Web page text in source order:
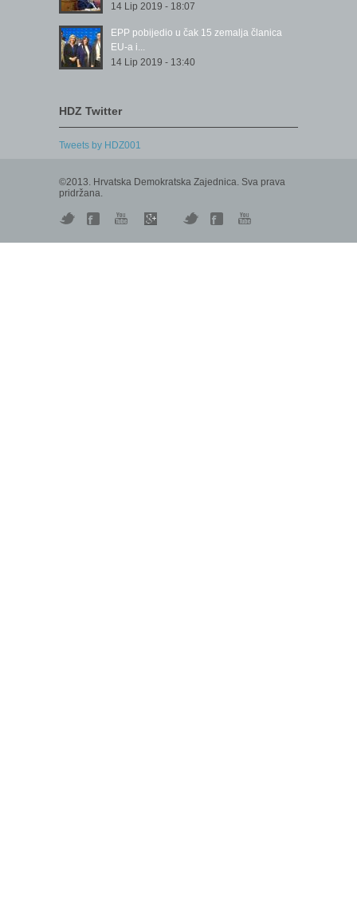
14 Lip 2019 - 18:07
EPP pobijedio u čak 15 zemalja članica
EU-a i...
14 Lip 2019 - 13:40
HDZ Twitter
Tweets by HDZ001
©2013. Hrvatska Demokratska Zajednica. Sva prava
pridržana.